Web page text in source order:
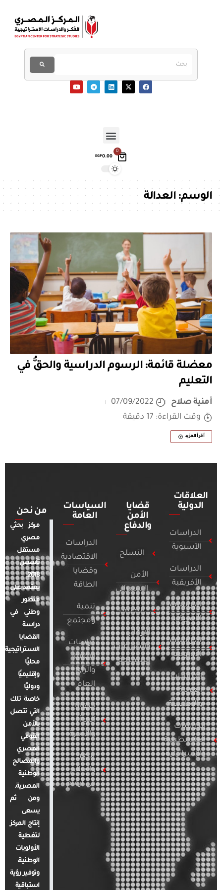
0
EGP0.00
الوسم:العدالة
معضلة قائمة: الرسوم الدراسية والحقُّ في
التعليم
أمنية صلاح
07/09/2022
وقت القراءة: 17 دقيقة
أقرأ المزيد
العلاقات
الدولية
الدراسات
الآسيوية
الدراسات
الأفريقية
الدراسات
الأمريكية
الدراسات
الأوروبية
الدراسات
العربية
والإقليمية
الدراسات
الفلسطينية
والإسرائيلية
قضايا
الأمن
والدفاع
التسلح
الأمن
السيبراني
التطرف
الإرهاب
والصراعات
المسلحة
السياسات
العامة
الدراسات
الاقتصادية
وقضايا
الطاقة
تنمية
ومجتمع
دراسات
الإعلام
والرأي
العام
قضايا
المرأة
والأسرة
مصر
والعالم
في أرقام
من نحن
مركز بحثي
مصري
مستقل
تأسس
2018.
يعتمد على
منظور
وطني في
دراسة
القضايا
الاستراتيجية
محليًا
وإقليميًا
ودوليًا
خاصة تلك
التي تتصل
بالأمن
القومي
المصري
والمصالح
الوطنية
المصرية.
ومن ثم
يسعى
إنتاج المركز
لتغطية
الأولويات
الوطنية،
وتوفير رؤية
استباقية